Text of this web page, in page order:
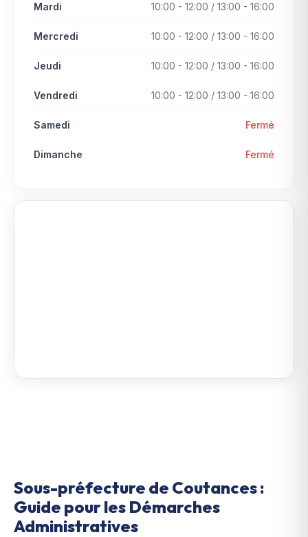
Mardi 10:00 - 12:00 / 13:00 - 16:00
Mercredi 10:00 - 12:00 / 13:00 - 16:00
Jeudi 10:00 - 12:00 / 13:00 - 16:00
Vendredi 10:00 - 12:00 / 13:00 - 16:00
Samedi Fermé
Dimanche Fermé
Sous-préfecture de Coutances :
Guide pour les Démarches
Administratives